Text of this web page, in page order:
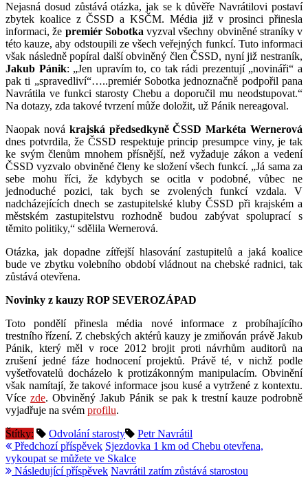
Nejasná dosud zůstává otázka, jak se k důvěře Navrátilovi postaví
zbytek koalice z ČSSD a KSČM. Média již v prosinci přinesla
informaci, že premiér Sobotka vyzval všechny obviněné straníky v
této kauze, aby odstoupili ze všech veřejných funkcí. Tuto informaci
však následně popíral další obviněný člen ČSSD, nyní již nestraník,
Jakub Pánik: „Jen upravím to, co tak rádi prezentují „novináři“ a
pak ti „spravedliví“…..premiér Sobotka jednoznačně podpořil pana
Navrátila ve funkci starosty Chebu a doporučil mu neodstupovat.“
Na dotazy, zda takové tvrzení může doložit, už Pánik nereagoval.
Naopak nová krajská předsedkyně ČSSD Markéta Wernerová
dnes potvrdila, že ČSSD respektuje princip presumpce viny, je tak
ke svým členům mnohem přísnější, než vyžaduje zákon a vedení
ČSSD vyzvalo obviněné členy ke složení všech funkcí. „Já sama za
sebe mohu říci, že kdybych se ocitla v podobné, vůbec ne
jednoduché pozici, tak bych se zvolených funkcí vzdala. V
nadcházejících dnech se zastupitelské kluby ČSSD při krajském a
městském zastupitelstvu rozhodně budou zabývat spoluprací s
těmito politiky,“ sdělila Wernerová.
Otázka, jak dopadne zítřejší hlasování zastupitelů a jaká koalice
bude ve zbytku volebního období vládnout na chebské radnici, tak
zůstává otevřena.
Novinky z kauzy ROP SEVEROZÁPAD
Toto pondělí přinesla média nové informace z probíhajícího
trestního řízení. Z chebských aktérů kauzy je zmiňován právě Jakub
Pánik, který měl v roce 2012 brojit proti návrhům auditorů na
zrušení jedné fáze hodnocení projektů. Právě té, v nichž podle
vyšetřovatelů docházelo k protizákonným manipulacím. Obvinění
však namítají, že takové informace jsou kusé a vytržené z kontextu.
Vícezde. Obviněný Jakub Pánik se pak k trestní kauze podrobně
vyjadřuje na svém profilu.
Štítky:
Odvolání starosty
Petr Navrátil
Předchozí příspěvek Sjezdovka 1 km od Chebu otevřena,
vykoupat se můžete ve Skalce
Následující příspěvek Navrátil zatím zůstává starostou